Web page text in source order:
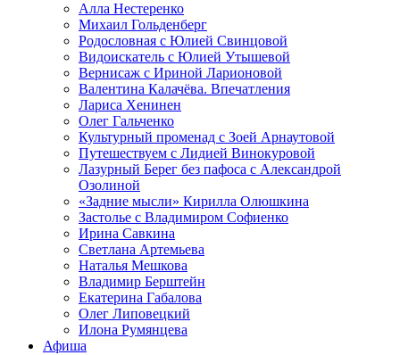
Алла Нестеренко
Михаил Гольденберг
Родословная с Юлией Свинцовой
Видоискатель с Юлией Утышевой
Вернисаж с Ириной Ларионовой
Валентина Калачёва. Впечатления
Лариса Хенинен
Олег Гальченко
Культурный променад с Зоей Арнаутовой
Путешествуем с Лидией Винокуровой
Лазурный Берег без пафоса с Александрой
Озолиной
«Задние мысли» Кирилла Олюшкина
Застолье с Владимиром Софиенко
Ирина Савкина
Светлана Артемьева
Наталья Мешкова
Владимир Берштейн
Екатерина Габалова
Олег Липовецкий
Илона Румянцева
Афиша